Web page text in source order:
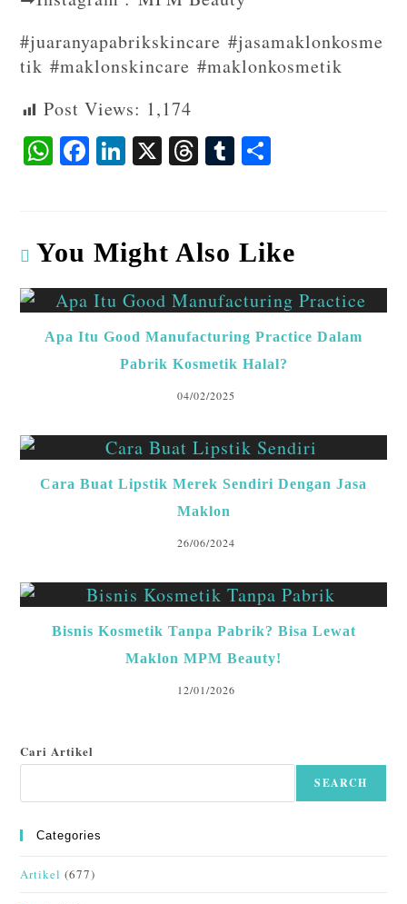
#juaranyapabrikskincare #jasamaklonkosme
tik #maklonskincare #maklonkosmetik
Post Views: 1,174
W
ha
A
p
p
F
ac
o
o
k
Li
n
dI
n
X T
hr
ds
T
u
bl
r
You Might Also Like
Apa Itu Good Manufacturing Practice Dalam
Pabrik Kosmetik Halal?
04/02/2025
Cara Buat Lipstik Merek Sendiri Dengan Jasa
Maklon
26/06/2024
Bisnis Kosmetik Tanpa Pabrik? Bisa Lewat
Maklon MPM Beauty!
12/01/2026
Cari Artikel
SEARCH
Categories
Artikel (677)